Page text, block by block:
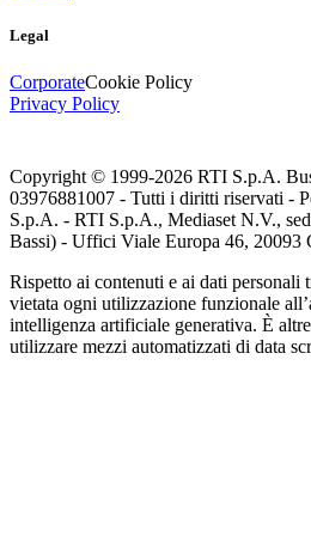
Legal
CorporateCookie Policy
Privacy Policy
Copyright © 1999-2026 RTI S.p.A.
03976881007 - Tutti i diritti riservati -
S.p.A. - RTI S.p.A., Mediaset N.V.,
Bassi) - Uffici Viale Europa 46, 20093
Rispetto ai contenuti e ai dati personali
vietata ogni utilizzazione funzionale
intelligenza artificiale generativa. È
utilizzare mezzi automatizzati di data